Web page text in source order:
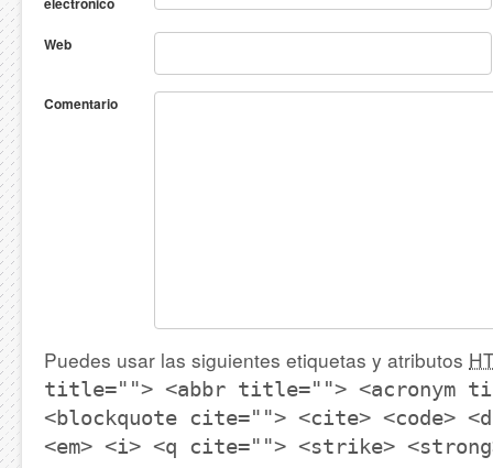
Web
Comentario
Puedes usar las siguientes etiquetas y atributos
title=""> <abbr title=""> <acronym
<blockquote cite=""> <cite> <code>
<em> <i> <q cite=""> <strike>